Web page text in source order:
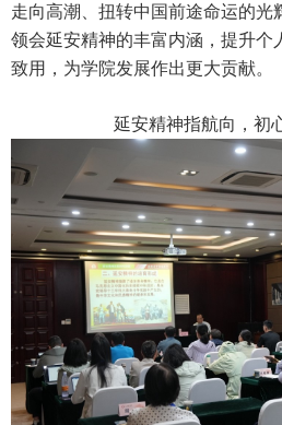
走向高潮、扭转中国前途命运的光
领会延安精神的丰富内涵，提升个
致用，为学院发展作出更大贡献。
延安精神指航向，初